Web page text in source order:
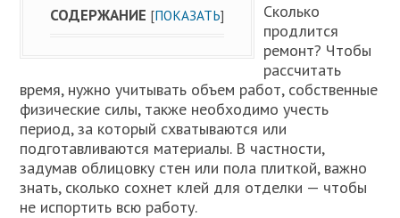
СОДЕРЖАНИЕ [ПОКАЗАТЬ]
Сколько
продлится
ремонт? Чтобы
рассчитать
время, нужно учитывать объем работ, собственные
физические силы, также необходимо учесть
период, за который схватываются или
подготавливаются материалы. В частности,
задумав облицовку стен или пола плиткой, важно
знать, сколько сохнет клей для отделки — чтобы
не испортить всю работу.